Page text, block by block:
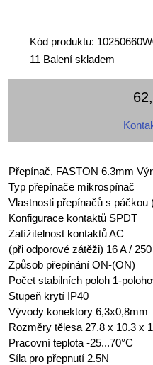
Kód produktu:
11 Balení skladem
Přepínač, FASTON 6.3mm
Typ přepínače mikrospínač
Vlastnosti přepínačů s páčkou
Konfigurace kontaktů SPDT
Zatížitelnost kontaktů AC
(při odporové zátěži) 16 A /
Způsob přepínání ON-(ON)
Počet stabilních poloh 1-
Stupeň krytí IP40
Vývody konektory 6,3x0,8mm
Rozměry tělesa 27.8 x 10.3 x
Pracovní teplota -25...70°C
Síla pro přepnutí 2.5N